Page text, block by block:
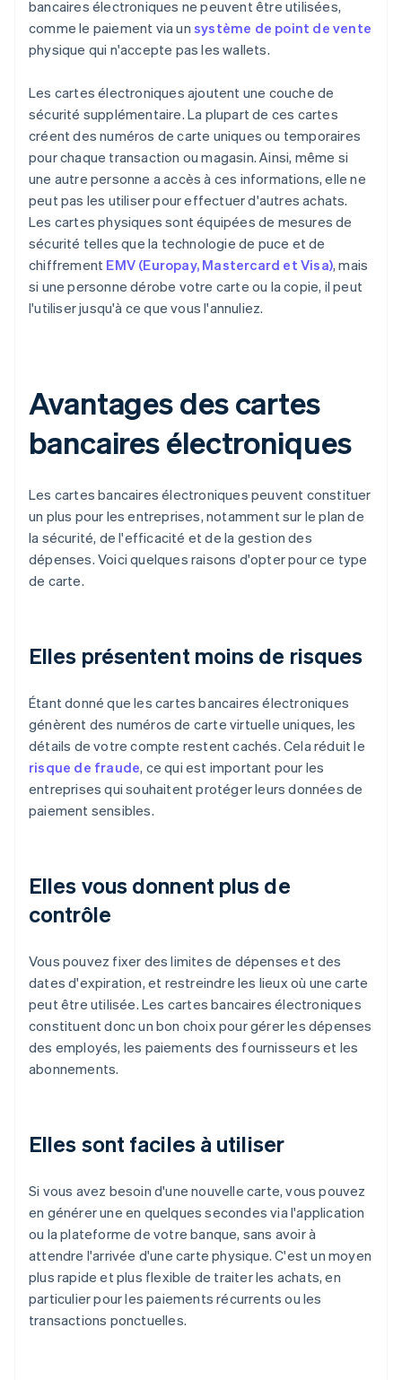
bancaires électroniques ne peuvent être utilisées,
comme le paiement via un système de point de vente
physique qui n'accepte pas les wallets.
Les cartes électroniques ajoutent une couche de
sécurité supplémentaire. La plupart de ces cartes
créent des numéros de carte uniques ou temporaires
pour chaque transaction ou magasin. Ainsi, même si
une autre personne a accès à ces informations, elle ne
peut pas les utiliser pour effectuer d'autres achats.
Les cartes physiques sont équipées de mesures de
sécurité telles que la technologie de puce et de
chiffrement EMV (Europay, Mastercard et Visa), mais
si une personne dérobe votre carte ou la copie, il peut
l'utiliser jusqu'à ce que vous l'annuliez.
Avantages des cartes
bancaires électroniques
Les cartes bancaires électroniques peuvent constituer
un plus pour les entreprises, notamment sur le plan de
la sécurité, de l'efficacité et de la gestion des
dépenses. Voici quelques raisons d'opter pour ce type
de carte.
Elles présentent moins de risques
Étant donné que les cartes bancaires électroniques
génèrent des numéros de carte virtuelle uniques, les
détails de votre compte restent cachés. Cela réduit le
risque de fraude, ce qui est important pour les
entreprises qui souhaitent protéger leurs données de
paiement sensibles.
Elles vous donnent plus de
contrôle
Vous pouvez fixer des limites de dépenses et des
dates d'expiration, et restreindre les lieux où une carte
peut être utilisée. Les cartes bancaires électroniques
constituent donc un bon choix pour gérer les dépenses
des employés, les paiements des fournisseurs et les
abonnements.
Elles sont faciles à utiliser
Si vous avez besoin d'une nouvelle carte, vous pouvez
en générer une en quelques secondes via l'application
ou la plateforme de votre banque, sans avoir à
attendre l'arrivée d'une carte physique. C'est un moyen
plus rapide et plus flexible de traiter les achats, en
particulier pour les paiements récurrents ou les
transactions ponctuelles.